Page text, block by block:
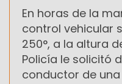
En horas de la
control vehicular
250°, a la altura
Policía le solicitó
conductor de una